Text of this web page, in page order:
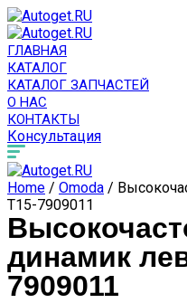
ГЛАВНАЯ
КАТАЛОГ
КАТАЛОГ ЗАПЧАСТЕЙ
О НАС
КОНТАКТЫ
Консультация
Home / Omoda /
T15-7909011
динамик
7909011